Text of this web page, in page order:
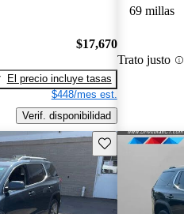
$17,670
El precio incluye tasas
$448/mes est.
Verif. disponibilidad
69 millas
Trato justo
Guarda este Aviso